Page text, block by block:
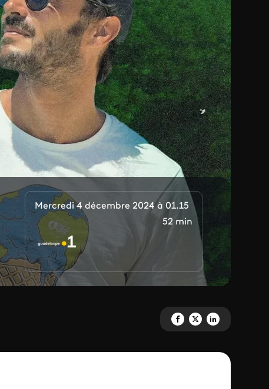
Mercredi 4 décembre 2024 à 01.15
52 min
Partagez 'Green - La Guyane'
Partagez 'Green - La
Partagez 'Green -